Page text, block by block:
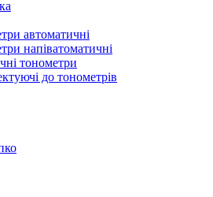
автоматичні
напіватоматичні
тонометри
до тонометрів